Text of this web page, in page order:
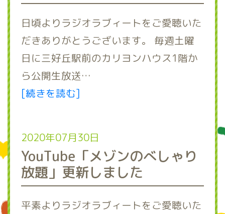
日頃よりラジオラブィートをご愛聴いた
だきありがとうございます。 毎週土曜
日に三好丘駅前のカリヨンハウス1階か
ら公開生放送…
[続きを読む]
2020年07月30日
YouTube「メゾンのべしゃり
放題」更新しました
平素よりラジオラブィートをご愛聴いた